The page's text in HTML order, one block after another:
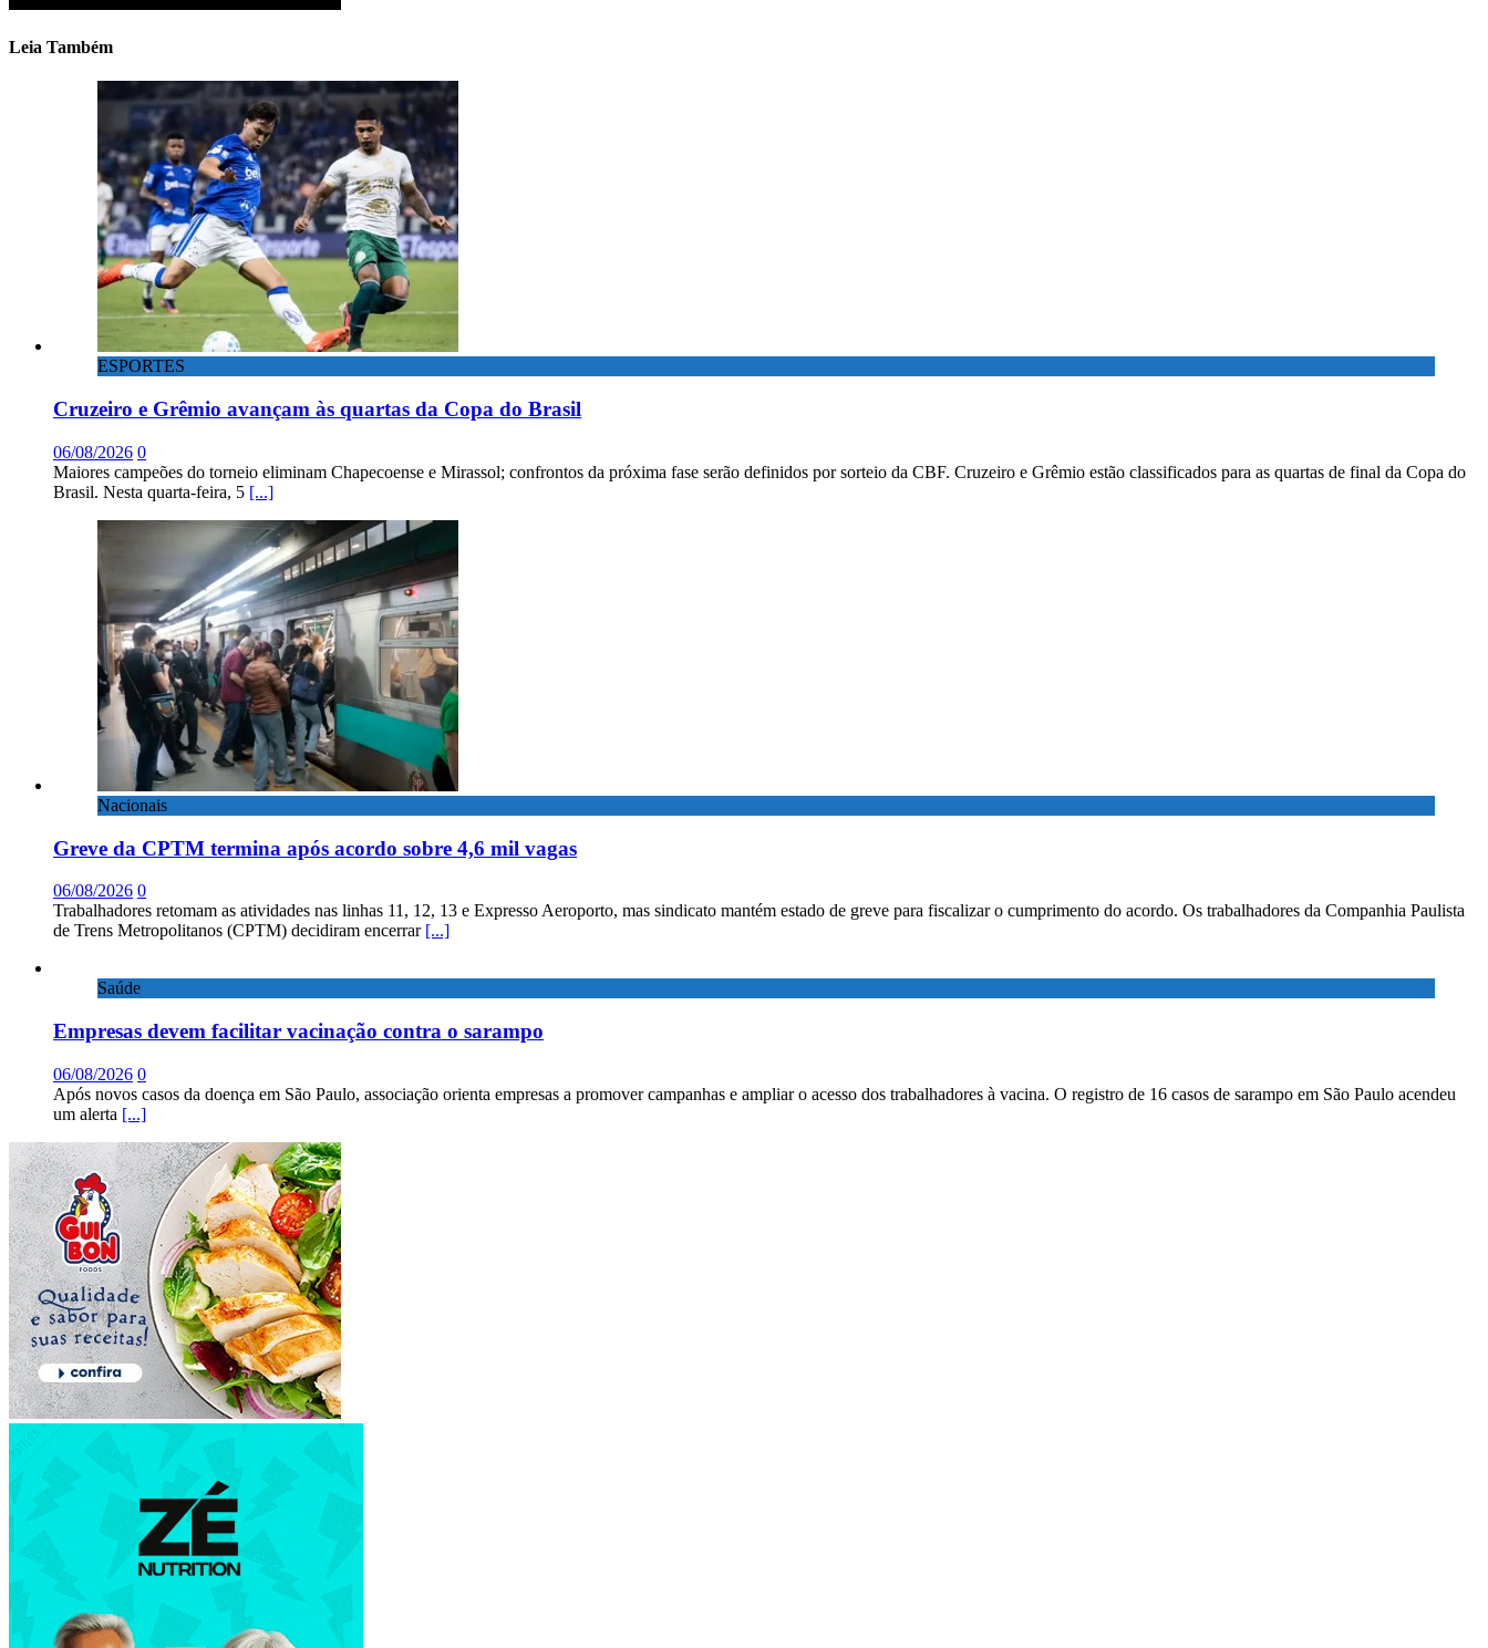
Leia Também
ESPORTES
Cruzeiro e Grêmio avançam às quartas da Copa do Brasil
06/08/2026 0
Maiores campeões do torneio eliminam Chapecoense e Mirassol; confrontos da próxima fase serão definidos por sorteio da CBF. Cruzeiro e Grêmio estão classificados para as quartas de final da Copa do
Brasil. Nesta quarta-feira, 5 [...]
Nacionais
Greve da CPTM termina após acordo sobre 4,6 mil vagas
06/08/2026 0
Trabalhadores retomam as atividades nas linhas 11, 12, 13 e Expresso Aeroporto, mas sindicato mantém estado de greve para fiscalizar o cumprimento do acordo. Os trabalhadores da Companhia Paulista
de Trens Metropolitanos (CPTM) decidiram encerrar [...]
Saúde
Empresas devem facilitar vacinação contra o sarampo
06/08/2026 0
Após novos casos da doença em São Paulo, associação orienta empresas a promover campanhas e ampliar o acesso dos trabalhadores à vacina. O registro de 16 casos de sarampo em São Paulo acendeu
um alerta [...]